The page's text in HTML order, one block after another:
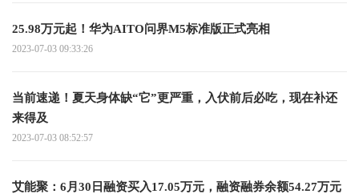
25.98万元起！华为AITO问界M5标准版正式亮相
2023-07-03 09:33:26
当前速递！夏天身体缺“它”更严重，入伏前后必吃，现在补还
来得及
2023-07-03 08:52:57
艾能聚：6月30日融资买入17.05万元，融资融券余额54.27万元